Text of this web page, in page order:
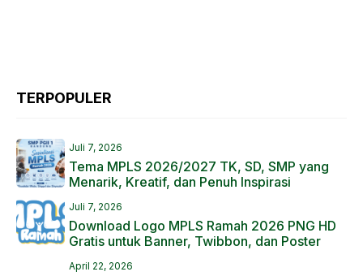
TERPOPULER
Juli 7, 2026
Tema MPLS 2026/2027 TK, SD, SMP yang
Menarik, Kreatif, dan Penuh Inspirasi
Juli 7, 2026
Download Logo MPLS Ramah 2026 PNG HD
Gratis untuk Banner, Twibbon, dan Poster
April 22, 2026